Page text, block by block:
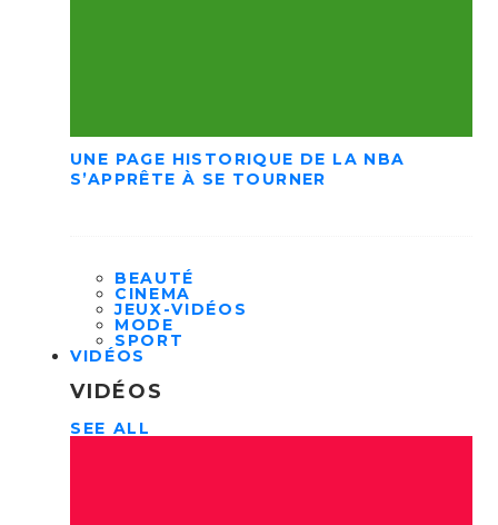
UNE PAGE HISTORIQUE DE LA NBA
S’APPRÊTE À SE TOURNER
BEAUTÉ
CINEMA
JEUX-VIDÉOS
MODE
SPORT
VIDÉOS
VIDÉOS
SEE ALL